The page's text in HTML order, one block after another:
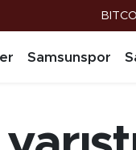
Samsunspor